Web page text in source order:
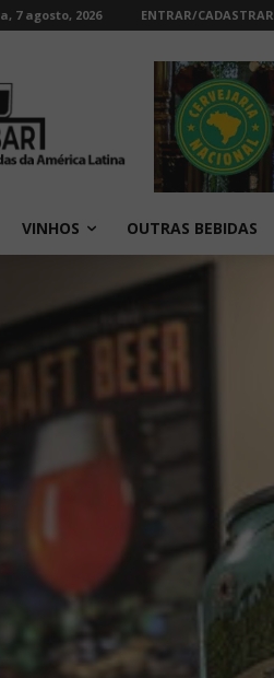
7 agosto, 2026 ENTRAR/CADASTRAR
VINHOS OUTRAS BEBIDAS